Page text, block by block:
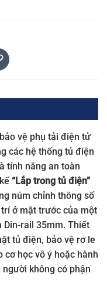
vệ phụ tải điện tử
các hệ thống tủ điện
tính năng an toàn
“Lắp trong tủ điện”
núm chỉnh thông số
ở mặt trước của một
Din-rail 35mm. Thiết
tủ điện, bảo vệ rơ le
cơ học vô ý hoặc hành
không có phận